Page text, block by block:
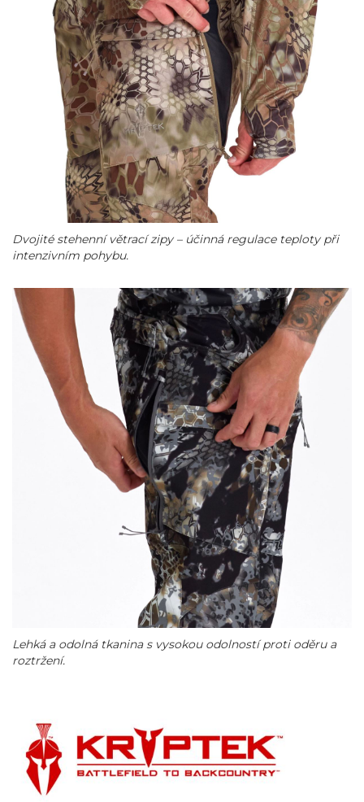
Dvojité stehenní větrací zipy – účinná regulace teploty při
intenzivním pohybu.
Lehká a odolná tkanina s vysokou odolností proti oděru a
roztržení.